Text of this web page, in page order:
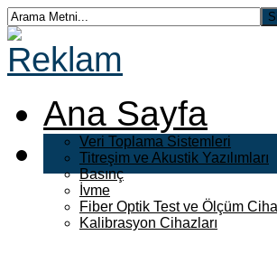
Ana Sayfa
Veri Toplama Sistemleri
Titreşim ve Akustik Yazılımları
Basınç
İvme
Fiber Optik Test ve Ölçüm
Kalibrasyon Cihazları